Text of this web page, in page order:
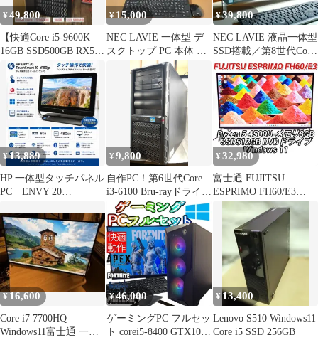
¥49,800
【快適Core i5-9600K
16GB SSD500GB RX580
8GB
¥ 15,000
NEC LAVIE 一体型 デ
スクトップ PC 本体 ジ
¥39,800
NEC LAVIE 液晶一体型
SSD搭載／第8世代Core
i5／Office
¥13,889
HP 一体型タッチパネル
PC ENVY 20
¥9,800
自作PC！第6世代Core
i3-6100 Bru-rayドライブ
付 Win11
¥ 32,980
富士通 FUJITSU
ESPRIMO FH60/E3
FMVF60E3B Ryzen 5
4500U/メモリ
8GB/SSD512GB/DVDド
ライブ/Webカメラ/23.8
インチ液晶/Windows 11
¥16,600
Core i7 7700HQ
Windows11富士通 一体
¥46,000
ゲーミングPC フルセッ
ト corei5-8400 GTX1060
¥13,400
Lenovo S510 Windows11
Core i5 SSD 256GB